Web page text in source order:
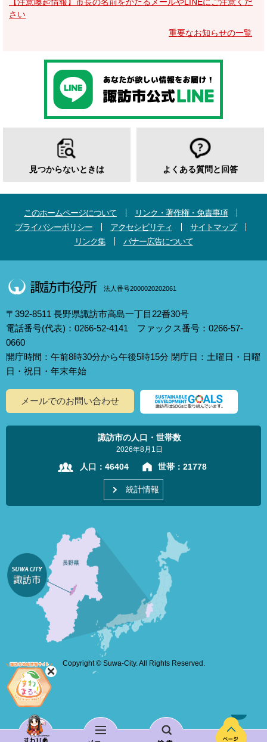
さい
重要なお知らせの一覧
見つからないときは よくある質問と回答
このホームページについて
リンク・著作権・免責事項
プライバシーポリシー
アクセシビリティ
サイトマップ
リンク集
バナー広告について
法人番号2000020202061
〒392-8511 長野県諏訪市高島一丁目22番30号
電話番号(代表)：0266-52-4141 ファックス番号：0266-57-
0660
開庁時間：午前8時30分から午後5時15分 閉庁日：土曜日・日曜
日・祝日・年末年始
メールでのお問い合わせ
諏訪市の人口・世帯数
2026年8月1日
人口： 46404 世帯： 21778
統計情報
Copyright © Suwa-City. All Rights Reserved.